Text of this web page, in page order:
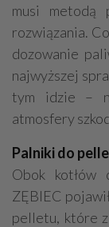
musi metodą
rozwiązania.
dozowanie
najwyższej
tym idzie –
atmosfery
Palniki do
Obok kotłów
ZĘBIEC
pelletu, które